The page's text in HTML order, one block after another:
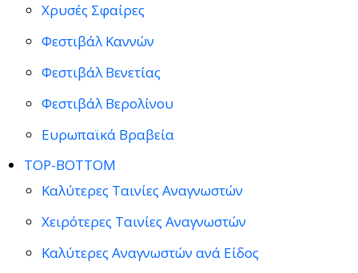
Χρυσές Σφαίρες
Φεστιβάλ Καννών
Φεστιβάλ Βενετίας
Φεστιβάλ Βερολίνου
Ευρωπαϊκά Βραβεία
TOP-BOTTOM
Καλύτερες Ταινίες Αναγνωστών
Χειρότερες Ταινίες Αναγνωστών
Καλύτερες Αναγνωστών ανά Είδος